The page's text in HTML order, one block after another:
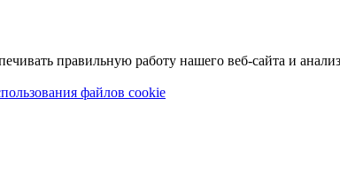
правильную работу нашего веб-сайта и
файлов cookie